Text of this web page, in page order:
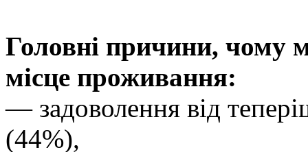
Головні причини, чому
місце проживання:
— задоволення від
(44%),